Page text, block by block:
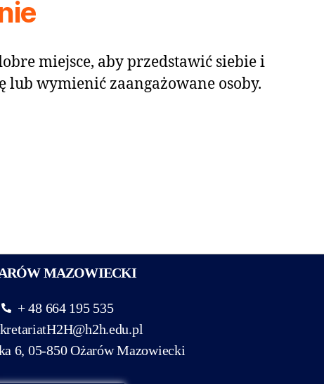
miejsce, aby przedstawić siebie i
lub wymienić zaangażowane osoby.
MAZOWIECKI
+ 48 664 195 535
6, 05-850 Ożarów Mazowiecki